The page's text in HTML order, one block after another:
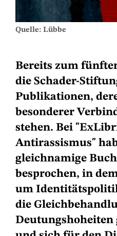
Quelle: Lübbe
Bereits zum
die Schader-
Publikationen,
besonderer
stehen. Bei
Antirassismus"
gleichnamige
besprochen, in
um
die
Deutungshoheiten